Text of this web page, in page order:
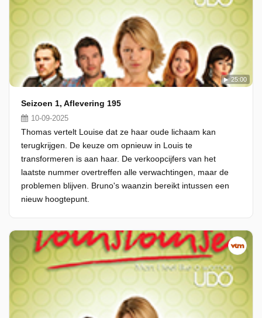
25:00
Seizoen 1, Aflevering 195
10-09-2025
Thomas vertelt Louise dat ze haar oude lichaam kan
terugkrijgen. De keuze om opnieuw in Louis te
transformeren is aan haar. De verkoopcijfers van het
laatste nummer overtreffen alle verwachtingen, maar de
problemen blijven. Bruno's waanzin bereikt intussen een
nieuw hoogtepunt.